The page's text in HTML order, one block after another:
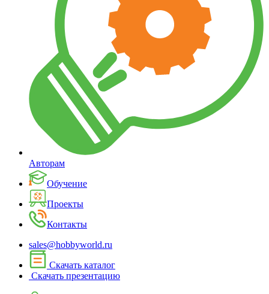
Авторам
Обучение
Проекты
Контакты
sales@hobbyworld.ru
Скачать каталог
Скачать презентацию